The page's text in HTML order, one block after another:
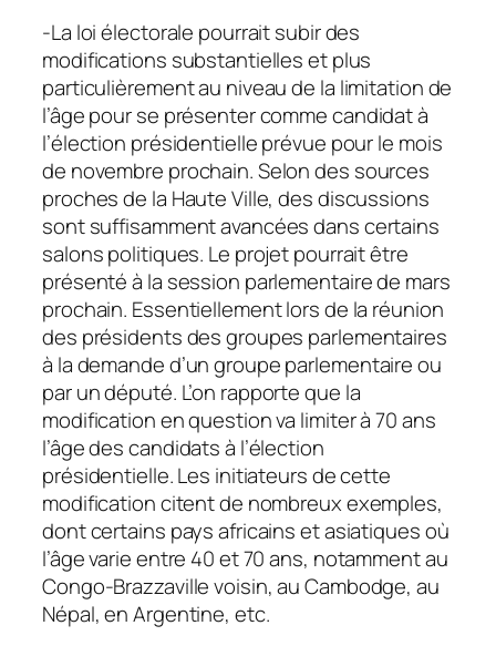
-La loi électorale pourrait subir des
modifications substantielles et plus
particulièrement au niveau de la limitation de
l’âge pour se présenter comme candidat à
l’élection présidentielle prévue pour le mois
de novembre prochain. Selon des sources
proches de la Haute Ville, des discussions
sont suffisamment avancées dans certains
salons politiques. Le projet pourrait être
présenté à la session parlementaire de mars
prochain. Essentiellement lors de la réunion
des présidents des groupes parlementaires
à la demande d’un groupe parlementaire ou
par un député. L’on rapporte que la
modification en question va limiter à 70 ans
l’âge des candidats à l’élection
présidentielle. Les initiateurs de cette
modification citent de nombreux exemples,
dont certains pays africains et asiatiques où
l’âge varie entre 40 et 70 ans, notamment au
Congo-Brazzaville voisin, au Cambodge, au
Népal, en Argentine, etc.